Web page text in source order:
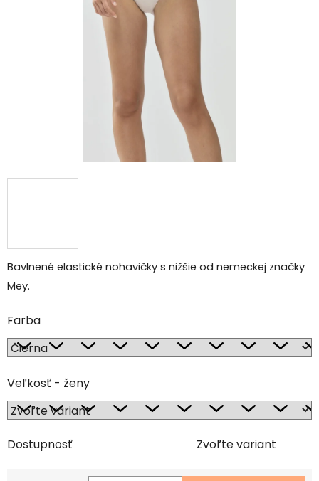
Bavlnené elastické nohavičky s nižšie od nemeckej značky
Mey.
Farba
Veľkosť - ženy
Dostupnosť Zvoľte variant